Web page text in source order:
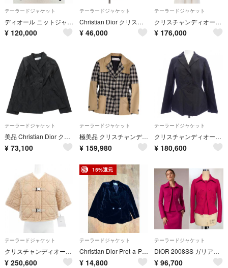
テーラードジャケット
ディオール ニットジャケット ダブル ネイビー38
¥ 120,000
テーラードジャケット
Christian Dior クリスチャンディオール ヴィンテージ テーラードジャケット サイズL エンブレム 刺繍 ブレザー 金ボタン ブランド古着【中古】20260807/PU0123
¥ 46,000
テーラードジャケット
クリスチャンディオール 2000年 00FW ウール モヘア ナイロン Dロゴ ホースビット クロップドニット テーラードジャケット トップス 0A13021010 ブルー ライトブルー 40【中古】
¥ 176,000
テーラードジャケット
美品 Christian Dior クリスチャンディオール サンプル品 シルク テーラードジャケット ブレザー ダブルブレスト F38 ブラック レディース 古着 中古 USED
¥ 73,100
テーラードジャケット
極美品 クリスチャンディオール Christian Dior ジャケット 2022 テーラード チェック ウール ツイード 切り替え F36
¥ 159,980
テーラードジャケット
クリスチャンディオール CHRISTIAN DIOR 921V01A6611 ジャケット
¥ 180,600
テーラードジャケット
クリスチャンディオール CHRISTIAN DIOR マクロカナージュ キルティング 327C31A2827 ノーカラージャケット
¥ 250,600
15%還元
テーラードジャケット
Christian Dior Pret-a-Porter ベロアジャケット ブラック M
¥ 14,800
テーラードジャケット
DIOR 2008SS ガリアーノ期 ウール 6ボタン ペプラムジャケット
¥ 96,700